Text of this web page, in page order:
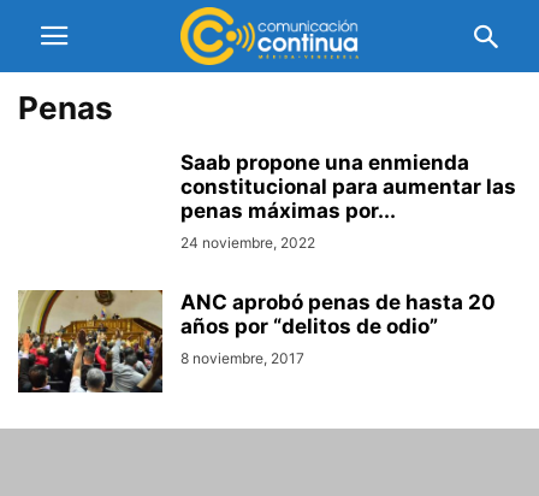
Penas
Saab propone una enmienda
constitucional para aumentar las
penas máximas por...
24 noviembre, 2022
ANC aprobó penas de hasta 20
años por “delitos de odio”
8 noviembre, 2017